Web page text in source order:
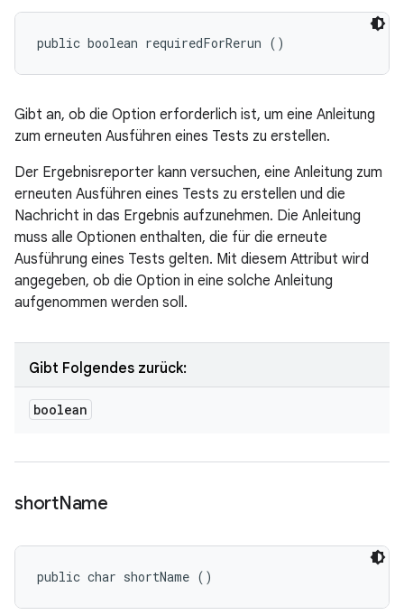
public boolean requiredForRerun ()
Gibt an, ob die Option erforderlich ist, um eine Anleitung
zum erneuten Ausführen eines Tests zu erstellen.
Der Ergebnisreporter kann versuchen, eine Anleitung zum
erneuten Ausführen eines Tests zu erstellen und die
Nachricht in das Ergebnis aufzunehmen. Die Anleitung
muss alle Optionen enthalten, die für die erneute
Ausführung eines Tests gelten. Mit diesem Attribut wird
angegeben, ob die Option in eine solche Anleitung
aufgenommen werden soll.
Gibt Folgendes zurück:
boolean
shortName
public char shortName ()